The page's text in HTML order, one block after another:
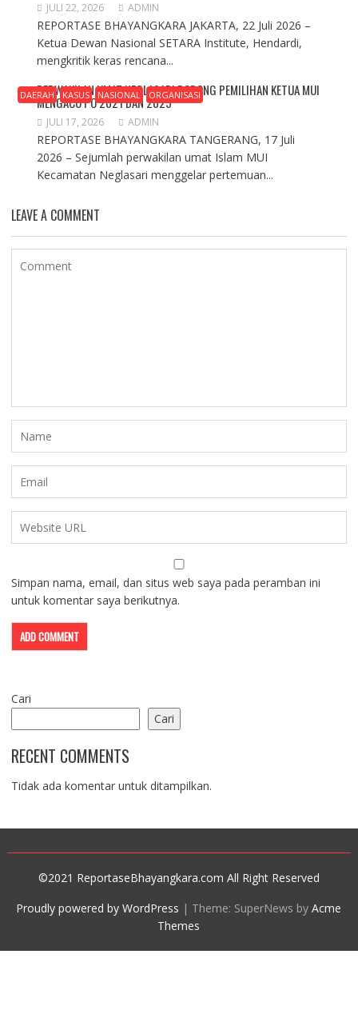
JULI 22, 2026 ADMIN
REPORTASE BHAYANGKARA JAKARTA, 22 Juli 2026 –
Ketua Dewan Nasional SETARA Institute, Hendardi,
mengkritik keras rencana...
DAERAH KASUS NASIONAL ORGANISASI
PERWAKILAN UMAT NEGLASARI DORONG PEMILIHAN KETUA MUI
MENGACU PO 2021 DAN 2025
JULI 17, 2026 ADMIN
REPORTASE BHAYANGKARA TANGERANG, 17 Juli
2026 – Sejumlah perwakilan umat Islam MUI
Kecamatan Neglasari menggelar pertemuan...
LEAVE A COMMENT
Simpan nama, email, dan situs web saya pada peramban ini
untuk komentar saya berikutnya.
Cari
Cari
RECENT COMMENTS
Tidak ada komentar untuk ditampilkan.
©2021 ReportaseBhayangkara.com All Right Reserved
Proudly powered by WordPress | Theme: SuperNews byAcme
Themes